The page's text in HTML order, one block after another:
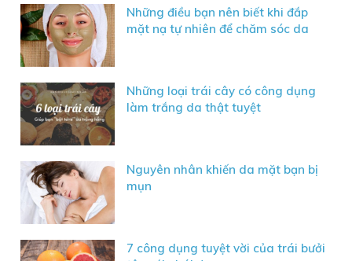
Những điều bạn nên biết khi đắp
mặt nạ tự nhiên để chăm sóc da
Những loại trái cây có công dụng
làm trắng da thật tuyệt
Nguyên nhân khiến da mặt bạn bị
mụn
7 công dụng tuyệt vời của trái bưởi